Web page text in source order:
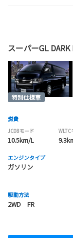
スーパーGL
燃費
JC08モード
10.5km/L
WLTC
エンジンタイプ
ガソリン
駆動方法
2WD FR